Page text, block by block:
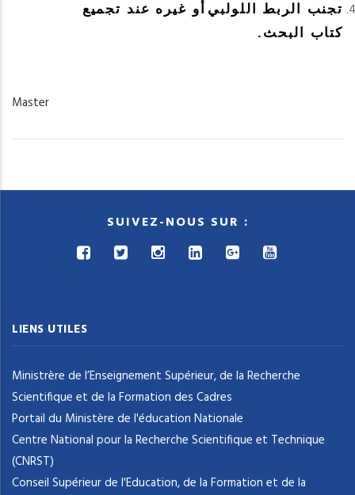
تجنب الربط اللولبي أو غيره عند تجميع
كتاب البحث.
Master
SUIVEZ-NOUS SUR :
LIENS UTILES
Ministrère de l’Enseignement Supérieur, de la Recherche
Scientifique et de la Formation des Cadres
Portail du Ministère de l'éducation Nationale
Centre National pour la Recherche Scientifique et Technique
(CNRST)
Conseil Supérieur de l'Education, de la Formation et de la